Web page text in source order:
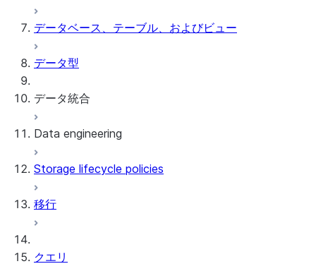
データベース、テーブル、およびビュー
データ型
データ統合
Snowflake Openflow
Apache Iceberg™
Data engineering
データのロード
Storage lifecycle policies
移行
クエリ